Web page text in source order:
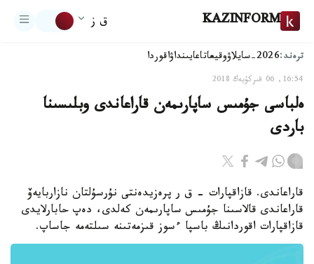
KAZINFORM ق ز
ترەند:2026-سايلاۋ وقيعاتاعايىنداۋاقوردا
16:54, 06 قىركۇيەك 2018
ەلباسى جۇمىس ساپارىمەن قاراعاندى وبلىسىنا
باردى
قاراعاندى. قازاقپارات - ق ر پرەزيدەنتى نۇرسۇلتان نازاربايەۆ
قاراعاندى قالاسىنا جۇمىس ساپارىمەن كەلدى، دەپ حابارلايدى
قازاقپارات اقوردانىڭ باسپا ءسوز قىزمەتىنە سىلتەمە جاساپ.